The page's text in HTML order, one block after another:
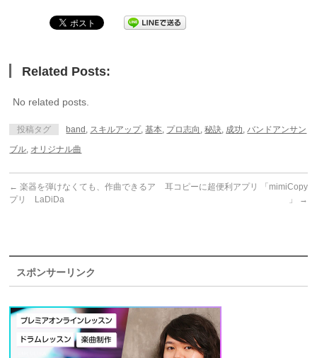
Related Posts:
No related posts.
投稿タグ band , スキルアップ,基本, プロ志向 ,秘訣, 成功,バンドアンサン
ブル, オリジナル曲
← 楽器を弾けなくても、作曲できるア
プリ LaDiDa
耳コピーに超便利アプリ 「mimiCopy
」
→
スポンサーリンク